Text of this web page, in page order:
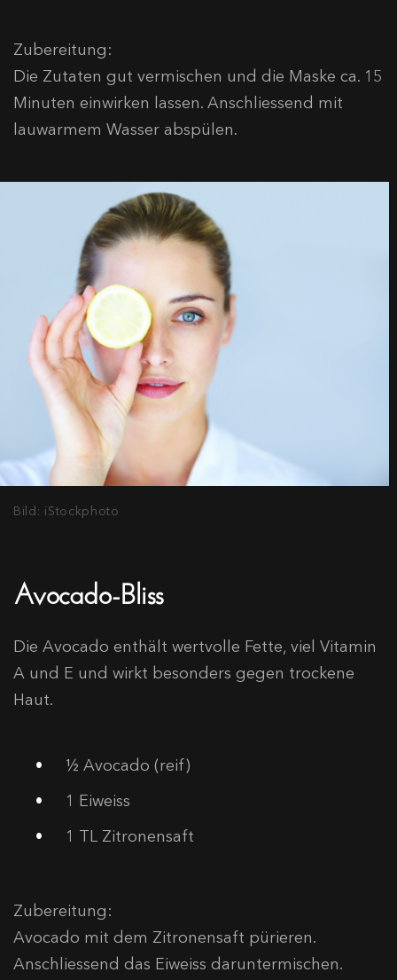
Zubereitung:
Die Zutaten gut vermischen und die Maske ca. 15
Minuten einwirken lassen. Anschliessend mit
lauwarmem Wasser abspülen.
Bild: iStockphoto
Avocado-Bliss
Die Avocado enthält wertvolle Fette, viel Vitamin
A und E und wirkt besonders gegen trockene
Haut.
½ Avocado (reif)
1 Eiweiss
1 TL Zitronensaft
Zubereitung:
Avocado mit dem Zitronensaft pürieren.
Anschliessend das Eiweiss daruntermischen.